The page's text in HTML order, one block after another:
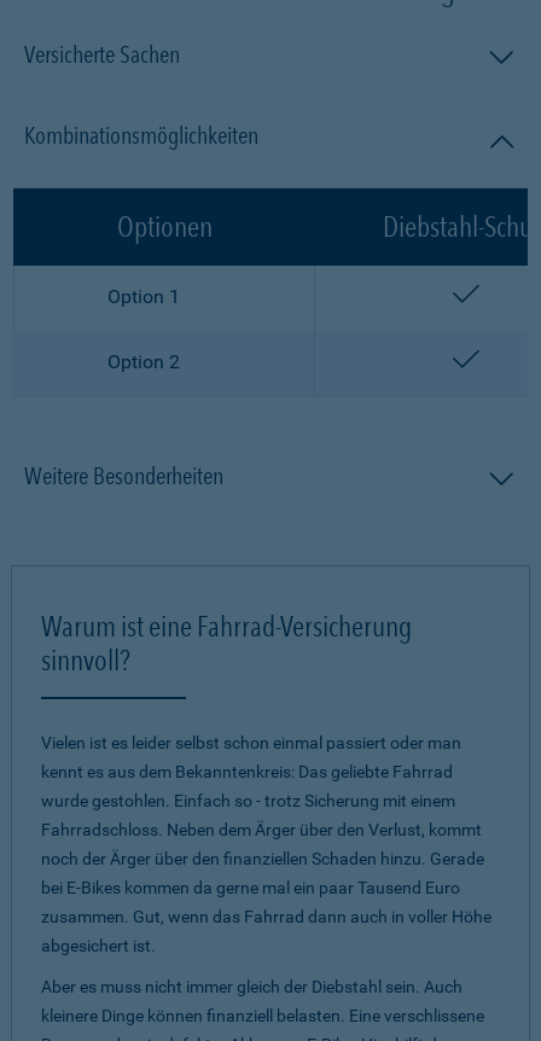
Versicherte Sachen
Kombinationsmöglichkeiten
Optionen Diebstahl-
Option 1
Option 2
Weitere Besonderheiten
Warum ist eine Fahrrad-Versicherung
sinnvoll?
Vielen ist es leider selbst schon einmal passiert oder man
kennt es aus dem Bekanntenkreis: Das geliebte Fahrrad
wurde gestohlen. Einfach so - trotz Sicherung mit einem
Fahrradschloss. Neben dem Ärger über den Verlust, kommt
noch der Ärger über den finanziellen Schaden hinzu. Gerade
bei E-Bikes kommen da gerne mal ein paar Tausend Euro
zusammen. Gut, wenn das Fahrrad dann auch in voller Höhe
abgesichert ist.
Aber es muss nicht immer gleich der Diebstahl sein. Auch
kleinere Dinge können finanziell belasten. Eine verschlissene